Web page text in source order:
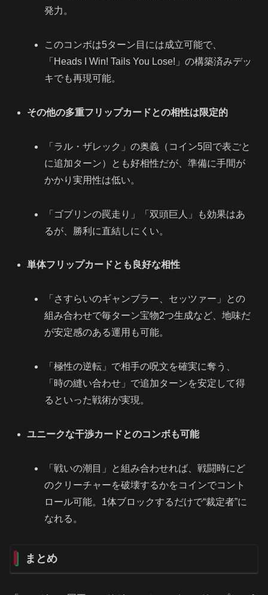
発力。
このコンボは5ターン目には成立可能で、
「Heads I Win! Tails You Lose!」の構築済みデッ
キでも再現可能。
その他の多重フリップカードとの相性は限定的
「ラル・ザレック」の奥義（コイン5回で表ごと
に追加ターン）とも好相性だが、準備に手間が
かかり実用性は低い。
「ゴブリンの罠走り」「双頭巨人」も効果はあ
るが、勝利に直結しにくい。
単体フリップカードとも良好な相性
「さすらいのギャンブラー、セッツァー」との
組み合わせで毎ターン宝物2つ生成など、地味だ
が安定感のある運用も可能。
「極性の逆転」で相手の呪文を確実に奪う、
「時の縫い合わせ」で追加ターンを安定して得
るといった戦術が実現。
ユニークな干渉カードとのコンボも可能
「戦いの潮目」と組み合わせれば、戦闘時にど
のクリーチャーを破壊するかをコインでコント
ロール可能。1体ブロックするだけで“裁定者”に
なれる。
まとめ